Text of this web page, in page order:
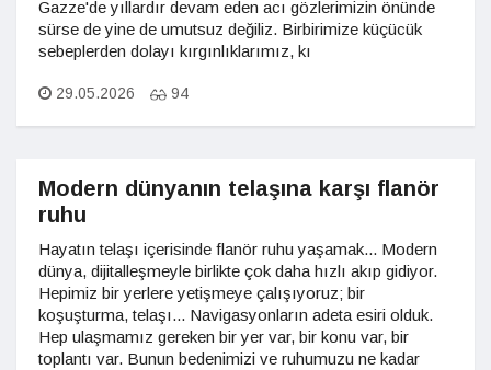
Gazze'de yıllardır devam eden acı gözlerimizin önünde
sürse de yine de umutsuz değiliz. Birbirimize küçücük
sebeplerden dolayı kırgınlıklarımız, kı
29.05.2026 94
Modern dünyanın telaşına karşı flanör
ruhu
Hayatın telaşı içerisinde flanör ruhu yaşamak... Modern
dünya, dijitalleşmeyle birlikte çok daha hızlı akıp gidiyor.
Hepimiz bir yerlere yetişmeye çalışıyoruz; bir
koşuşturma, telaşı... Navigasyonların adeta esiri olduk.
Hep ulaşmamız gereken bir yer var, bir konu var, bir
toplantı var. Bunun bedenimizi ve ruhumuzu ne kadar